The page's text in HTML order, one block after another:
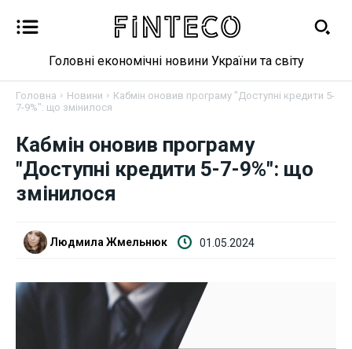
Новини
Бізнес
Криптовалюта
Робота і освіта
Головні економічні новини України та світу
Головна Новини
Кабмін оновив програму "Доступні кредити 5-
7-9%": що змінилося
Кабмін оновив програму
"Доступні кредити 5-7-9%": що
змінилося
Людмила Жмельнюк 01.05.2024